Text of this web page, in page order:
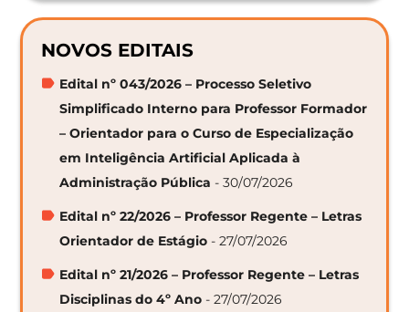
NOVOS EDITAIS
Edital nº 043/2026 – Processo Seletivo
Simplificado Interno para Professor Formador
– Orientador para o Curso de Especialização
em Inteligência Artificial Aplicada à
Administração Pública - 30/07/2026
Edital nº 22/2026 – Professor Regente – Letras
Orientador de Estágio - 27/07/2026
Edital nº 21/2026 – Professor Regente – Letras
Disciplinas do 4º Ano - 27/07/2026